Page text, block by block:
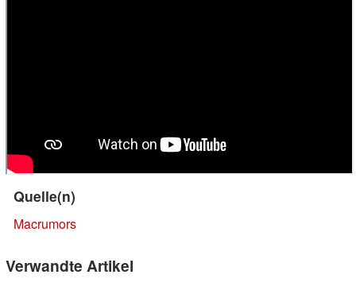
Quelle(n)
Macrumors
Verwandte Artikel